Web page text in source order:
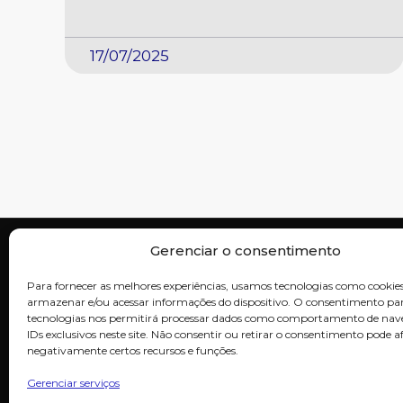
Gerenciar o consentimento
Para fornecer as melhores experiências, usamos tecnologias como
armazenar e/ou acessar informações do dispositivo. O consentimento
tecnologias nos permitirá processar dados como comportamento de
IDs exclusivos neste site. Não consentir ou retirar o consentimento pode
negativamente certos recursos e funções.
Gerenciar serviços
17/07/2025
Somos especialista em soluções inovadoras
para tratamento de água e efluentes,
garantindo sustentabilidade e eficiência para
Início
Sobre nós
Nossos